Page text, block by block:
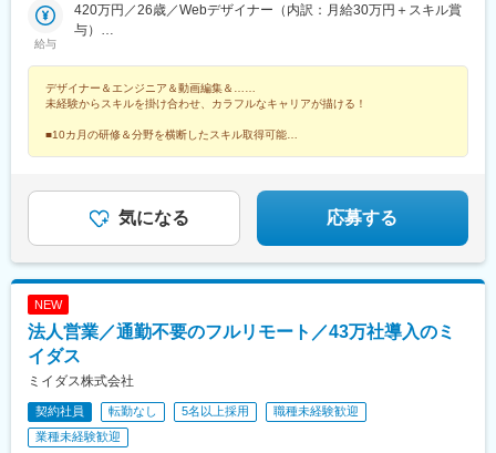
ーン歓迎★転居を伴う転勤なし★受動喫煙対策：屋内全面禁煙ま
たは分煙（プロジェクトによる）★駐車場あり・マイカー通勤
駅、松山市駅、高松駅(香川県)、近鉄四日市駅、札幌駅、バスセン
ター前駅、大通駅、北１２条駅、あおば通駅、宮城野通駅、東仙
和泉駅、西小泉駅、城東駅、新伊勢崎駅、小山駅、刈谷駅、藤川
駅、二川駅、吉良吉田駅、多屋駅、神領駅、楽田駅、国際センタ
ー駅、市役所前駅(広島県)、西新駅、博多駅、天神駅、櫛田神社前
駅、神奈川駅、井土ケ谷駅、みなとみらい駅、太田駅(群馬県)、安
駅、平田町駅、今池駅(愛知県)、天神川駅、立町駅、天神南駅、五
郎丸駅、熊西駅、堺筋本町駅、中崎町駅、天満橋駅、心斎橋駅、
北新地駅、相川駅、新大阪駅、上新庄駅、萩原天神駅、播磨高岡
芝公園駅、広尾駅、東銀座駅、竹芝駅、御成門駅、白金高輪駅、
銀座駅、有楽町駅、信濃吉田駅、朝陽駅、桐原駅(長野県)、川中島
駅、屋代高校前駅、城下駅(長野県)、岩村田駅、佐久平駅、広丘
駅、茅野駅、安茂里駅、中野松川駅、須坂駅、南高田駅、鷲津
駅、高塚駅、てだこ浦西駅、赤嶺駅、那覇空港駅(鉄道)、おもろま
ち駅、首里駅、二島駅、花畑町駅、南宮崎駅、宮崎駅、日向新富
給与
420万円／26歳／Webデザイナー（内訳：月給30万円＋スキル賞
与）
デザイナー＆エンジニア＆動画編集＆……
未経験からスキルを掛け合わせ、カラフルなキャリアが描ける！
■10カ月の研修＆分野を横断したスキル取得可能
気になる 応募する
NEW
法人営業／通勤不要のフルリモート／43万社導入のミ
イダス
ミイダス株式会社
契約社員 転勤なし 5名以上採用
職種未経験歓迎
業種未経験歓迎